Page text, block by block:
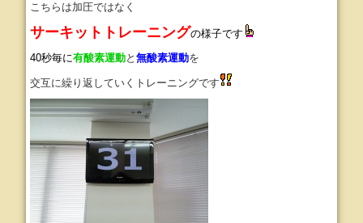
こちらは加圧ではなく
サーキットトレーニングの様子です
40秒毎に有酸素運動と無酸素運動を
交互に繰り返していくトレーニングです